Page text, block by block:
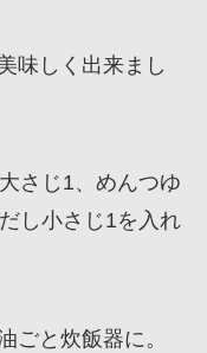
味しく出来まし
さじ1、めんつゆ
し小さじ1を入れ
ごと炊飯器に。